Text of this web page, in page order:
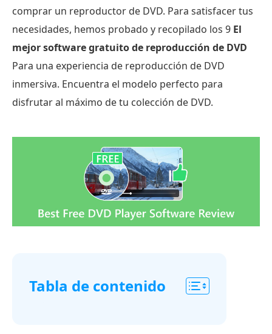
comprar un reproductor de DVD. Para satisfacer tus
necesidades, hemos probado y recopilado los 9 El
mejor software gratuito de reproducción de DVD
Para una experiencia de reproducción de DVD
inmersiva. Encuentra el modelo perfecto para
disfrutar al máximo de tu colección de DVD.
Tabla de contenido